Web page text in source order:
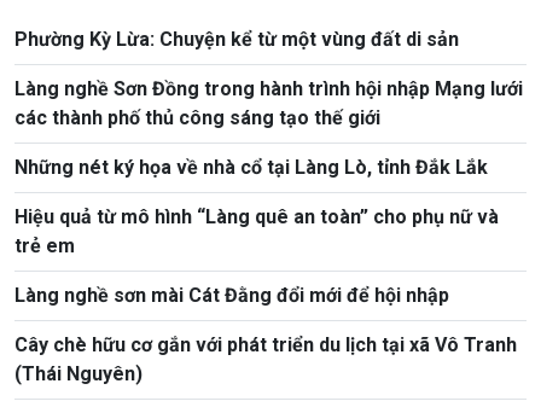
Phường Kỳ Lừa: Chuyện kể từ một vùng đất di sản
Làng nghề Sơn Đồng trong hành trình hội nhập Mạng lưới
các thành phố thủ công sáng tạo thế giới
Những nét ký họa về nhà cổ tại Làng Lò, tỉnh Đắk Lắk
Hiệu quả từ mô hình “Làng quê an toàn” cho phụ nữ và
trẻ em
Làng nghề sơn mài Cát Đằng đổi mới để hội nhập
Cây chè hữu cơ gắn với phát triển du lịch tại xã Vô Tranh
(Thái Nguyên)